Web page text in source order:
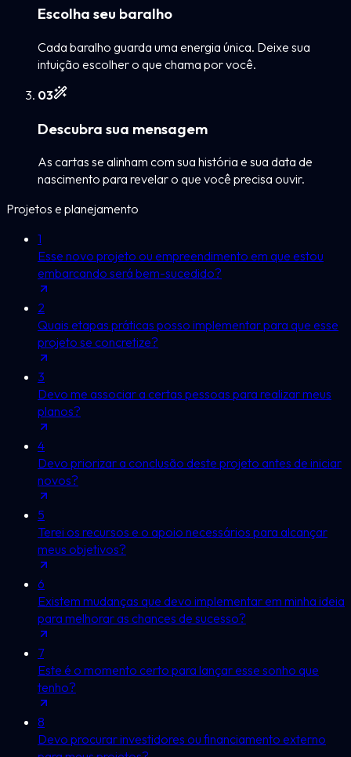
Escolha seu baralho
Cada baralho guarda uma energia única. Deixe sua
intuição escolher o que chama por você.
03
Descubra sua mensagem
As cartas se alinham com sua história e sua data de
nascimento para revelar o que você precisa ouvir.
Projetos e planejamento
1
Esse novo projeto ou empreendimento em que estou
embarcando será bem-sucedido?
2
Quais etapas práticas posso implementar para que esse
projeto se concretize?
3
Devo me associar a certas pessoas para realizar meus
planos?
4
Devo priorizar a conclusão deste projeto antes de iniciar
novos?
5
Terei os recursos e o apoio necessários para alcançar
meus objetivos?
6
Existem mudanças que devo implementar em minha ideia
para melhorar as chances de sucesso?
7
Este é o momento certo para lançar esse sonho que
tenho?
8
Devo procurar investidores ou financiamento externo